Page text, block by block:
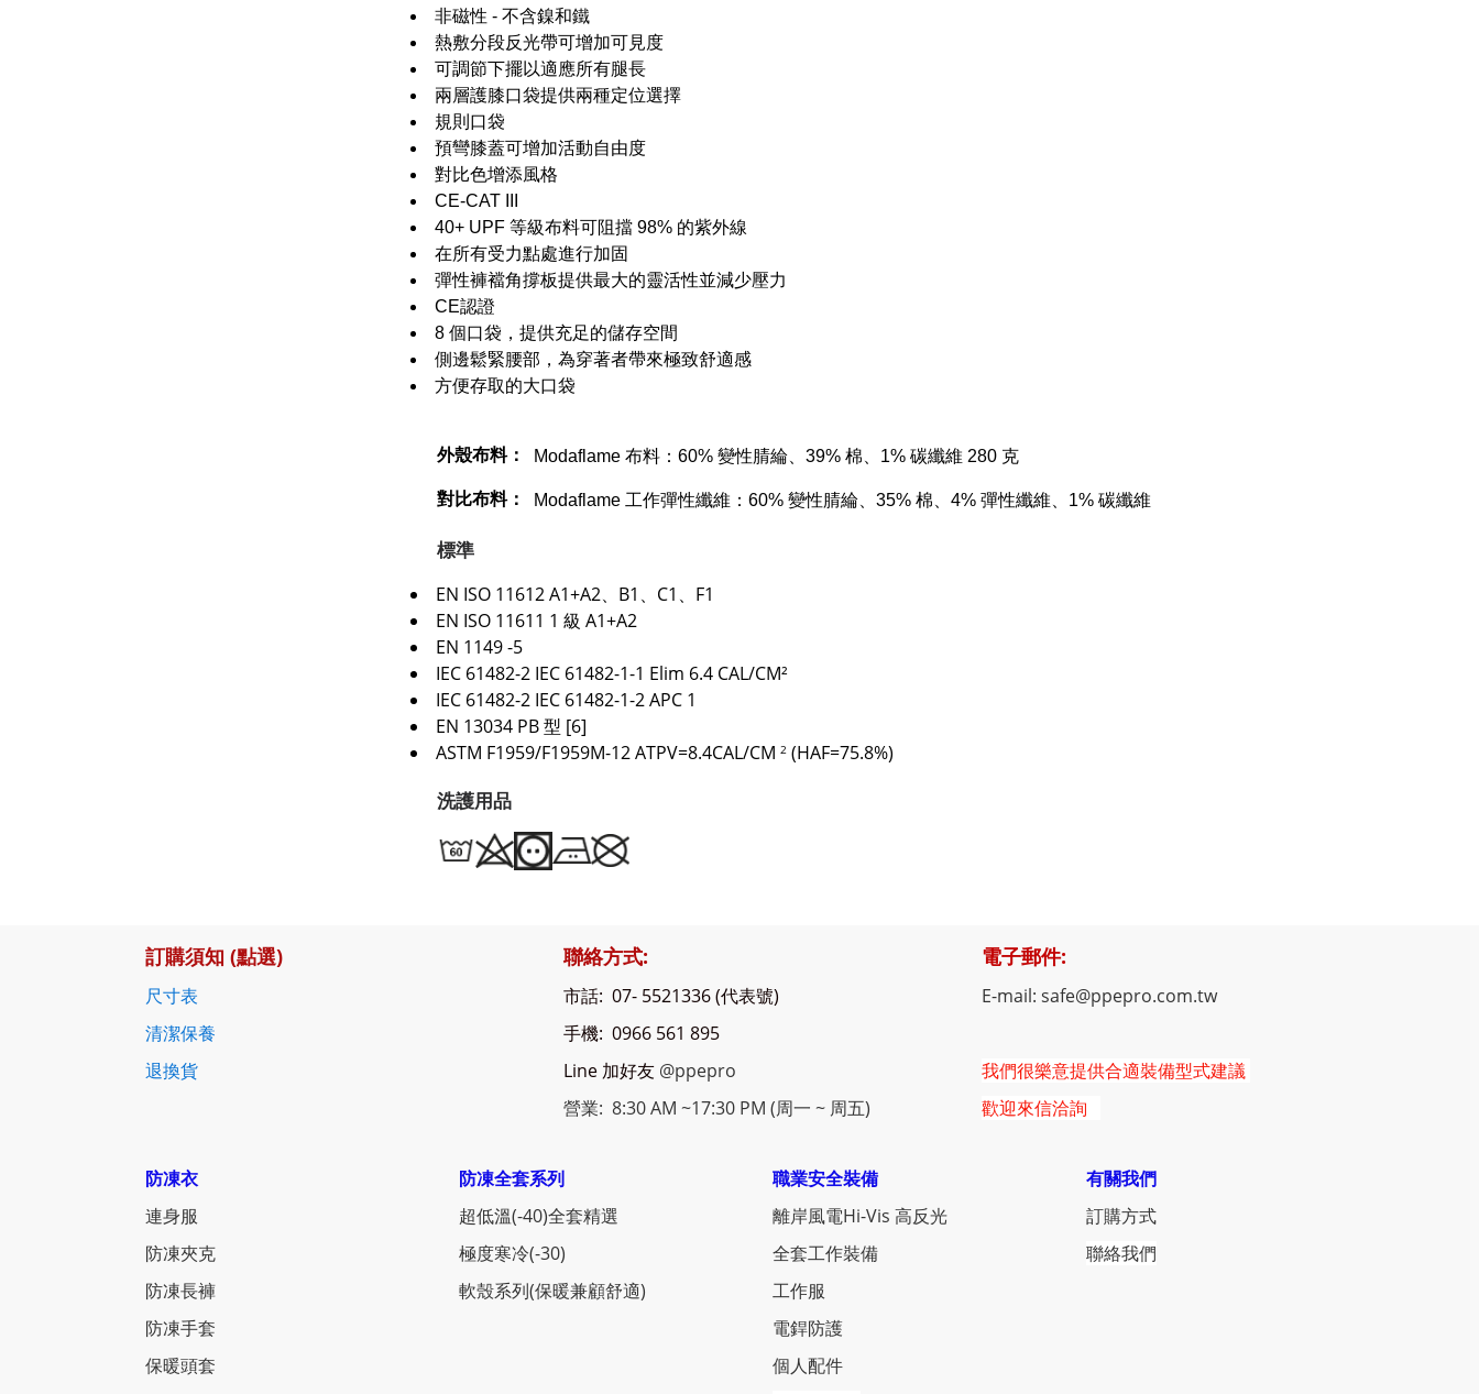
非磁性 - 不含鎳和鐵
熱敷分段反光帶可增加可見度
可調節下擺以適應所有腿長
兩層護膝口袋提供兩種定位選擇
規則口袋
預彎膝蓋可增加活動自由度
對比色增添風格
CE-CAT III
40+ UPF 等級布料可阻擋 98% 的紫外線
在所有受力點處進行加固
彈性褲襠角撐板提供最大的靈活性並減少壓力
CE認證
8 個口袋，提供充足的儲存空間
側邊鬆緊腰部，為穿著者帶來極致舒適感
方便存取的大口袋
外殼布料： Modaflame 布料：60% 變性腈綸、39% 棉、1% 碳纖維 280 克
對比布料： Modaflame 工作彈性纖維：60% 變性腈綸、35% 棉、4% 彈性纖維、1% 碳纖維
標準
EN ISO 11612 A1+A2、B1、C1、F1
EN ISO 11611 1 級 A1+A2
EN 1149 -5
IEC 61482-2 IEC 61482-1-1 Elim 6.4 CAL/CM²
IEC 61482-2 IEC 61482-1-2 APC 1
EN 13034 PB 型 [6]
ASTM F1959/F1959M-12 ATPV=8.4CAL/CM 2 (HAF=75.8%)
洗護用品
訂購須知 (點選)
尺寸表
清潔保養
退換貨
聯絡方式:
市話: 07- 5521336 (代表號)
手機: 0966 561 895
Line 加好友 @ppepro
營業: 8:30 AM ~17:30 PM (周一 ~ 周五)
電子郵件:
E-mail: safe@ppepro.com.tw
我們很樂意提供合適裝備型式建議
歡迎來信洽詢
防凍衣
連身服
防凍夾克
防凍長褲
防凍手套
保暖頭套
防凍全套系列
超低溫(-40)全套精選
極度寒冷(-30)
軟殼系列(保暖兼顧舒適)
職業安全裝備
離岸風電Hi-Vis 高反光
全套工作裝備
工作服
電銲防護
個人配件
有關我們
訂購方式
聯絡我們